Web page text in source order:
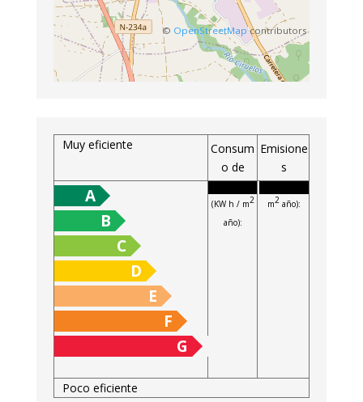
© OpenStreetMapcontributors
Muy eficiente
Consum
o de
energía
(KW h / m2
año):
Emisione
s
m2año):
A
B
C
D
E
F
G
Poco eficiente